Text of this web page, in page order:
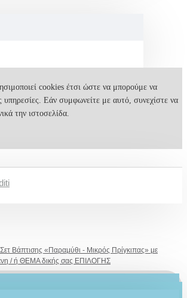
cookies έτσι ώστε να μπορούμε να
υπηρεσίες. Εάν συμφωνείτε με αυτό, συνεχίστε να
την ιστοσελίδα.
Βάπτισης «Παραμύθι - Μικρός Πρίγκιπας» με
/ ή ΘΕΜΑ δικής σας ΕΠΙΛΟΓΗΣ